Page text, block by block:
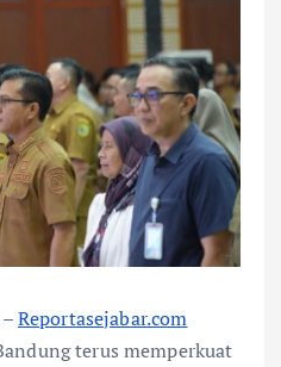
Reportasejabar.com
terus memperkuat